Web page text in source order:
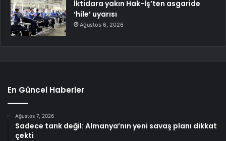
İktidara yakın Hak-İş’ten asgaride
‘hile’ uyarısı
Ağustos 6, 2026
En Güncel Haberler
Ağustos 7, 2026
Sadece tank değil: Almanya’nın yeni savaş planı dikkat
çekti